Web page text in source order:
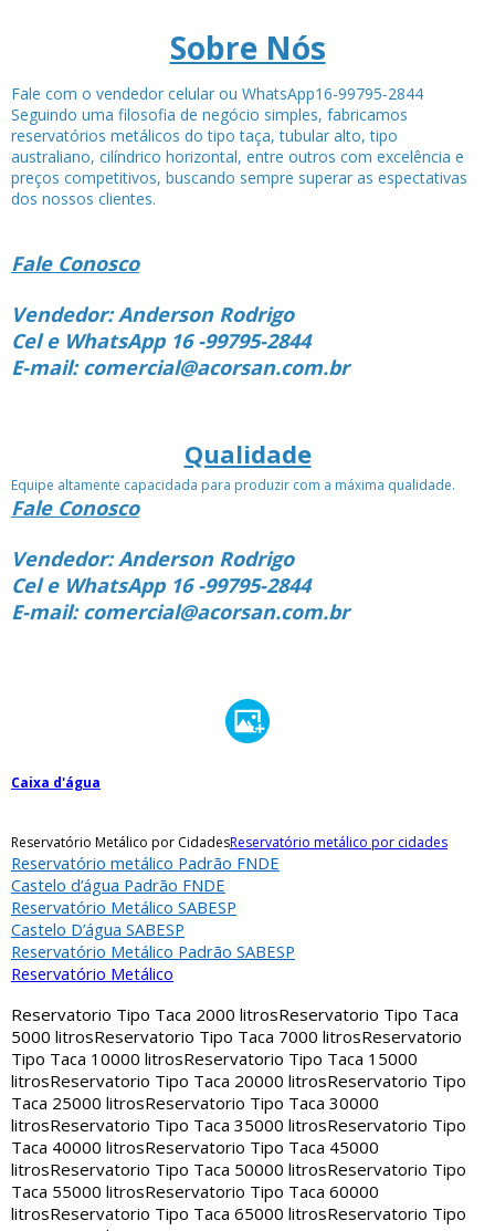
Sobre Nós
Fale com o vendedor celular ou WhatsApp16-99795-2844
Seguindo uma filosofia de negócio simples, fabricamos
reservatórios metálicos do tipo taça, tubular alto, tipo
australiano, cilíndrico horizontal, entre outros com excelência e
preços competitivos, buscando sempre superar as espectativas
dos nossos clientes.
Fale Conosco
Vendedor: Anderson Rodrigo
Cel e WhatsApp 16 -99795-2844
E-mail: comercial@acorsan.com.br
Qualidade
Equipe altamente capacidada para produzir com a máxima qualidade.
Fale Conosco
Vendedor: Anderson Rodrigo
Cel e WhatsApp 16 -99795-2844
E-mail: comercial@acorsan.com.br
Caixa d'água
Reservatório Metálico por CidadesReservatório metálico por cidades
Reservatório metálico Padrão FNDE
Castelo d’água Padrão FNDE
Reservatório Metálico SABESP
Castelo D’água SABESP
Reservatório Metálico Padrão SABESP
Reservatório Metálico
Reservatorio Tipo Taca 2000 litrosReservatorio Tipo Taca
5000 litrosReservatorio Tipo Taca 7000 litrosReservatorio
Tipo Taca 10000 litrosReservatorio Tipo Taca 15000
litrosReservatorio Tipo Taca 20000 litrosReservatorio Tipo
Taca 25000 litrosReservatorio Tipo Taca 30000
litrosReservatorio Tipo Taca 35000 litrosReservatorio Tipo
Taca 40000 litrosReservatorio Tipo Taca 45000
litrosReservatorio Tipo Taca 50000 litrosReservatorio Tipo
Taca 55000 litrosReservatorio Tipo Taca 60000
litrosReservatorio Tipo Taca 65000 litrosReservatorio Tipo